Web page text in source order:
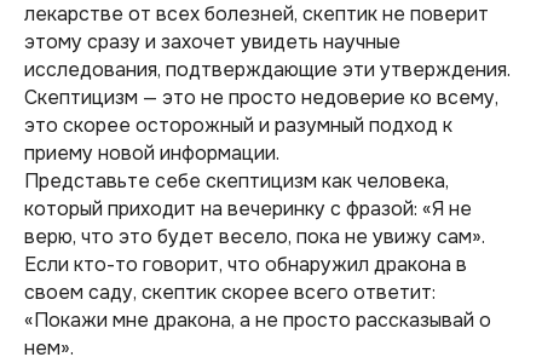
лекарстве от всех болезней, скептик не поверит
этому сразу и захочет увидеть научные
исследования, подтверждающие эти утверждения.
Скептицизм — это не просто недоверие ко всему,
это скорее осторожный и разумный подход к
приему новой информации.
Представьте себе скептицизм как человека,
который приходит на вечеринку с фразой: «Я не
верю, что это будет весело, пока не увижу сам».
Если кто-то говорит, что обнаружил дракона в
своем саду, скептик скорее всего ответит:
«Покажи мне дракона, а не просто рассказывай о
нем».